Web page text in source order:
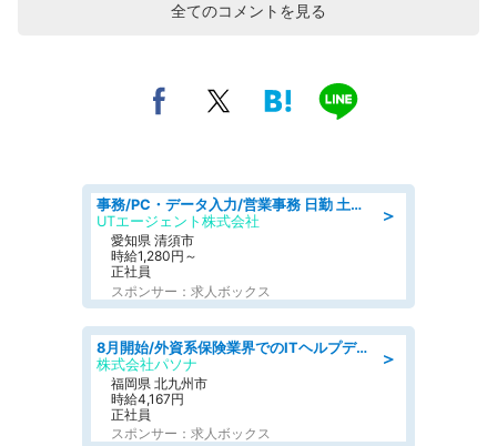
全てのコメントを見る
＞
事務/PC・データ入力/営業事務 日勤 土日休み 残業少なめ 車通勤OK 総合事務
UTエージェント株式会社
愛知県 清須市
時給1,280円～
正社員
スポンサー：求人ボックス
＞
8月開始/外資系保険業界でのITヘルプデスク業務/駅近/即日勤務可/ヘルプデスク
株式会社パソナ
福岡県 北九州市
時給4,167円
正社員
スポンサー：求人ボックス